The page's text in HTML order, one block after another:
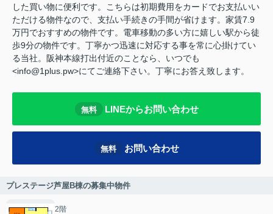
した買い物に便利です。こちらは初期費用をカードでお支払いい
ただける物件なので、支払い手続きの手間が省けます。家賃7.9
万円でおすすめの物件です。電車移動の多い方に嬉しい駅から徒
歩9分の物件です。丁寧かつ迅速に対応する事を常に心掛けてい
る当社。阪神本線打出付近のことなら、いつでも
<info@1plus.pw>にてご連絡下さい。丁寧にお答え致します。
無料 LINEからお問い合わせ
無料 お問い合わせ
プレステージ芦屋B棟の募集中物件
2階